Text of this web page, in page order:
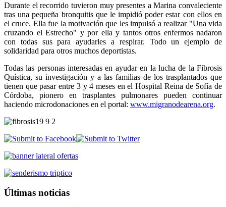
Durante el recorrido tuvieron muy presentes a Marina convaleciente
tras una pequeña bronquitis que le impidió poder estar con ellos en
el cruce. Ella fue la motivación que les impulsó a realizar "Una vida
cruzando el Estrecho" y por ella y tantos otros enfermos nadaron
con todas sus para ayudarles a respirar. Todo un ejemplo de
solidaridad para otros muchos deportistas.
Todas las personas interesadas en ayudar en la lucha de la Fibrosis
Quística, su investigación y a las familias de los trasplantados que
tienen que pasar entre 3 y 4 meses en el Hospital Reina de Sofía de
Córdoba, pionero en trasplantes pulmonares pueden continuar
haciendo microdonaciones en el portal: www.migranodearena.org.
Últimas noticias